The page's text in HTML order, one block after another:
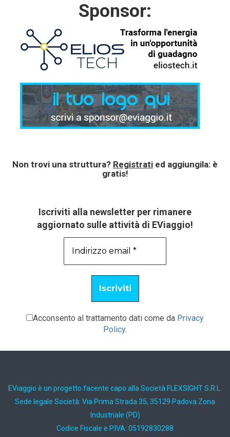
Sponsor:
Non trovi una struttura? Registrati ed aggiungila: è
gratis!
Iscriviti alla newsletter per rimanere
aggiornato sulle attività di EViaggio!
Acconsento al trattamento dati come da Privacy
Policy.
EViaggio è un progetto facente capo alla Società FLEXSIGHT S.R.L.
Sede legale Società: Via Prima Strada 35, 35129 Padova Zona
Industriale (PD)
Codice Fiscale e P.IVA: 05192830288